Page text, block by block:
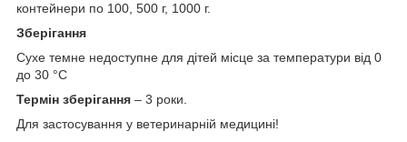
контейнери по 100, 500 г, 1000 г.
Зберігання
Сухе темне недоступне для дітей місце за температури від 0
до 30 °С
Термін зберігання – 3 роки.
Для застосування у ветеринарній медицині!